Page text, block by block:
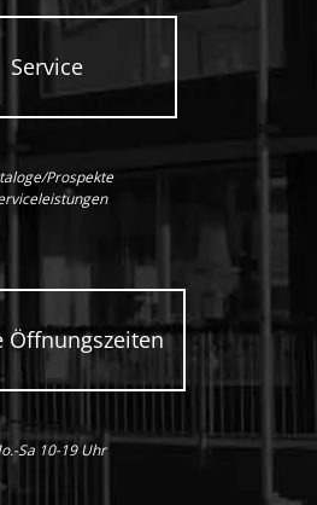
Service
Prospekte
Öffnungszeiten
Sa 10-19 Uhr